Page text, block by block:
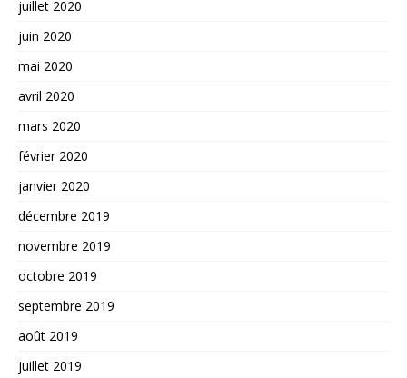
juillet 2020
juin 2020
mai 2020
avril 2020
mars 2020
février 2020
janvier 2020
décembre 2019
novembre 2019
octobre 2019
septembre 2019
août 2019
juillet 2019